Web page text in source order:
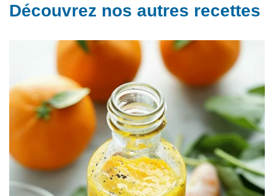
Découvrez nos autres recettes